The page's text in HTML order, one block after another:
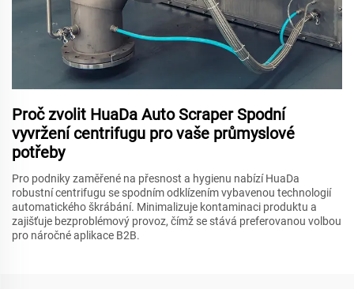
Proč zvolit HuaDa Auto Scraper Spodní
vyvržení centrifugu pro vaše průmyslové
potřeby
Pro podniky zaměřené na přesnost a hygienu nabízí HuaDa
robustní centrifugu se spodním odklízením vybavenou technologií
automatického škrábání. Minimalizuje kontaminaci produktu a
zajišťuje bezproblémový provoz, čímž se stává preferovanou volbou
pro náročné aplikace B2B.